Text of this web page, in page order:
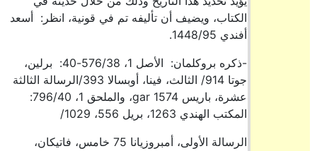
الكتاب، ويضيف أن تأليفه تم في قونية، انظر: أسعد
أفندي 1448/95.
-ذكره بروكلمان: الأصل 1، 576/38-40: برلين،
جوتا 914/ الثالث، فينا، أوبسالا 393/الرسالة الثالثة
عشرة، باريس gar 1574، والملحق 1، 796/40:
المكتب الهندي 1263، بريل 556، 1029/
الرسالة الأولى، أمبروزيانا 75 خامس، فاتيكان،